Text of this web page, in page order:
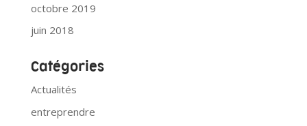
octobre 2019
juin 2018
Catégories
Actualités
entreprendre